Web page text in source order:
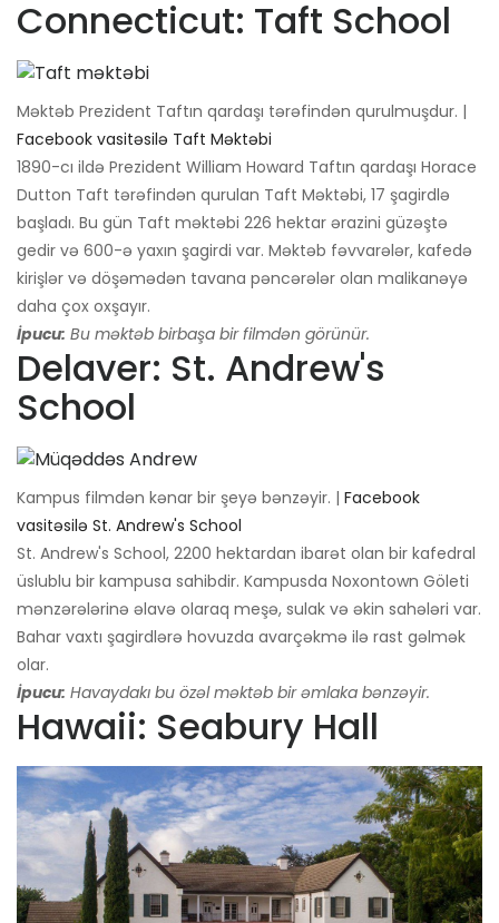
Connecticut: Taft School
Məktəb Prezident Taftın qardaşı tərəfindən qurulmuşdur. |
Facebook vasitəsilə Taft Məktəbi
1890-cı ildə Prezident William Howard Taftın qardaşı Horace
Dutton Taft tərəfindən qurulan Taft Məktəbi, 17 şagirdlə
başladı. Bu gün Taft məktəbi 226 hektar ərazini güzəştə
gedir və 600-ə yaxın şagirdi var. Məktəb fəvvarələr, kafedə
kirişlər və döşəmədən tavana pəncərələr olan malikanəyə
daha çox oxşayır.
İpucu: Bu məktəb birbaşa bir filmdən görünür.
Delaver: St. Andrew's
School
Kampus filmdən kənar bir şeyə bənzəyir. | Facebook
vasitəsilə St. Andrew's School
St. Andrew's School, 2200 hektardan ibarət olan bir kafedral
üslublu bir kampusa sahibdir. Kampusda Noxontown Göleti
mənzərələrinə əlavə olaraq meşə, sulak və əkin sahələri var.
Bahar vaxtı şagirdlərə hovuzda avarçəkmə ilə rast gəlmək
olar.
İpucu: Havaydakı bu özəl məktəb bir əmlaka bənzəyir.
Hawaii: Seabury Hall